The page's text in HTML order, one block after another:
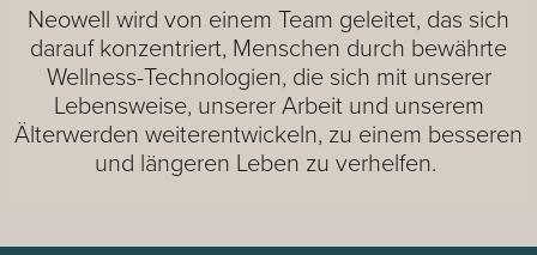
Neowell wird von einem Team geleitet, das sich
darauf konzentriert, Menschen durch bewährte
Wellness-Technologien, die sich mit unserer
Lebensweise, unserer Arbeit und unserem
Älterwerden weiterentwickeln, zu einem besseren
und längeren Leben zu verhelfen.